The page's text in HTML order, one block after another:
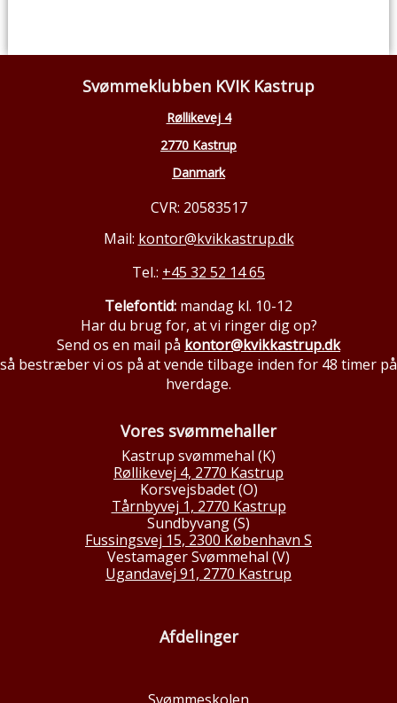
Svømmeklubben KVIK Kastrup
Røllikevej 4
2770 Kastrup
Danmark
CVR: 20583517
Mail: kontor@kvikkastrup.dk
Tel.: +45 32 52 14 65
Telefontid: mandag kl. 10-12
Har du brug for, at vi ringer dig op?
Send os en mail på kontor@kvikkastrup.dk
så bestræber vi os på at vende tilbage inden for 48 timer på
hverdage.
Vores svømmehaller
Kastrup svømmehal (K)
Røllikevej 4, 2770 Kastrup
Korsvejsbadet (O)
Tårnbyvej 1, 2770 Kastrup
Sundbyvang (S)
Fussingsvej 15, 2300 København S
Vestamager Svømmehal (V)
Ugandavej 91, 2770 Kastrup
Afdelinger